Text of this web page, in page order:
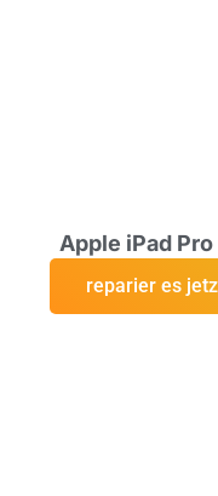
Apple iPad Pro
reparier es